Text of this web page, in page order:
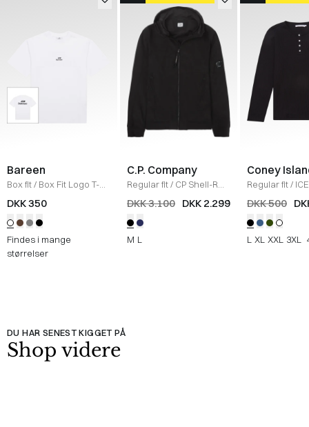
Bareen
Box fit/ Box Fit Logo T-
shirt /WHITE
DKK 350
Findes i mange
størrelser
C.P. Company
Regular fit/ CP Shell-R
Jakke
SORT
DKK 3.100 DKK 2.299
M L
Coney
Regular fit/ ICE
Sweatshirt
/
DKK 500
L XL XXL 3XL
DU HAR SENEST KIGGET PÅ
Shop videre